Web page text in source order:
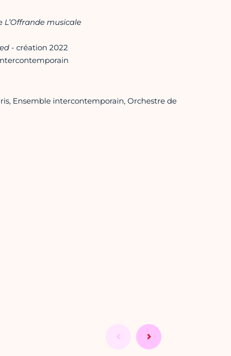
L’Offrande musicale
- création 2022
Ensemble intercontemporain, Orchestre de